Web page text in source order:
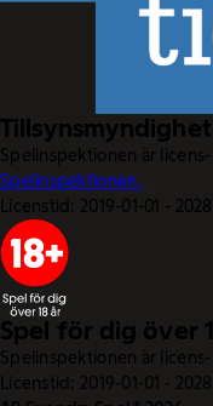
Spelinspektionen är
Spelinspektionen.
Licenstid: 2019-01-01 -
Spel för dig över
Spelinspektionen är
Licenstid: 2019-01-01 -